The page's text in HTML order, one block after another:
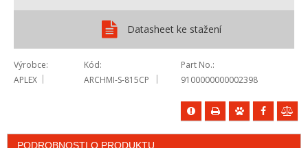
Datasheet ke stažení
Výrobce
APLEX
Kód
ARCHMI-S-815CP
Part No.
9100000000002398
PODROBNOSTI O PRODUKTU